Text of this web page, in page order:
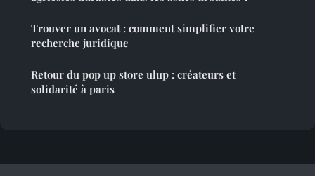
Trouver un avocat : comment simplifier votre
recherche juridique
Retour du pop up store ulup : créateurs et
solidarité à paris